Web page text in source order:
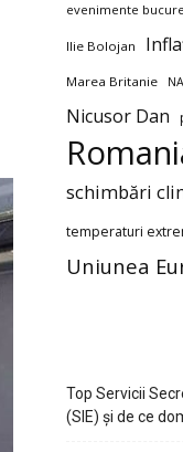
evenimente
Ilie Bolojan
Marea Britanie
Nicusor Dan
schimbări
temperaturi
Uniunea
Top Servicii
(SIE) și de ce